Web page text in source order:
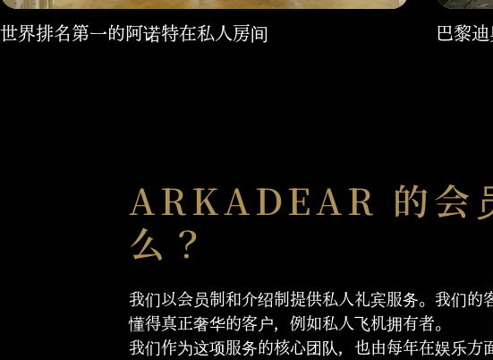
世界排名第一的阿诺特在私人房间 巴黎
ARKADEAR 的会
么？
我们以会员制和介绍制提供私人礼宾服务。我们的
懂得真正奢华的客户，例如私人飞机拥有者。
我们作为这项服务的核心团队，也由每年在娱乐